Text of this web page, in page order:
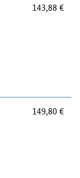
143,88 €
149,80 €